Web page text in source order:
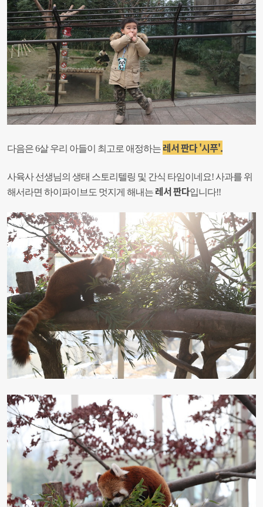
다음은 6살 우리 아들이 최고로 애정하는 레서 판다 '시푸'.
사육사 선생님의 생태 스토리텔링 및 간식 타임이네요!사과를 위
해서라면 하이파이브도 멋지게 해내는 레서 판다입니다!!